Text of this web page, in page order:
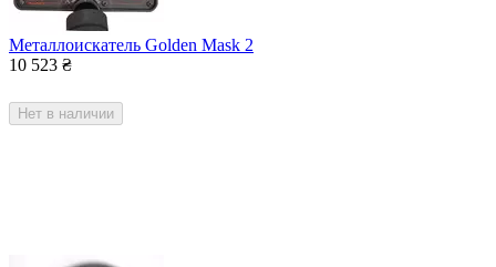
​Металлоискатель Golden Mask 2
10 523 ₴
Нет в наличии